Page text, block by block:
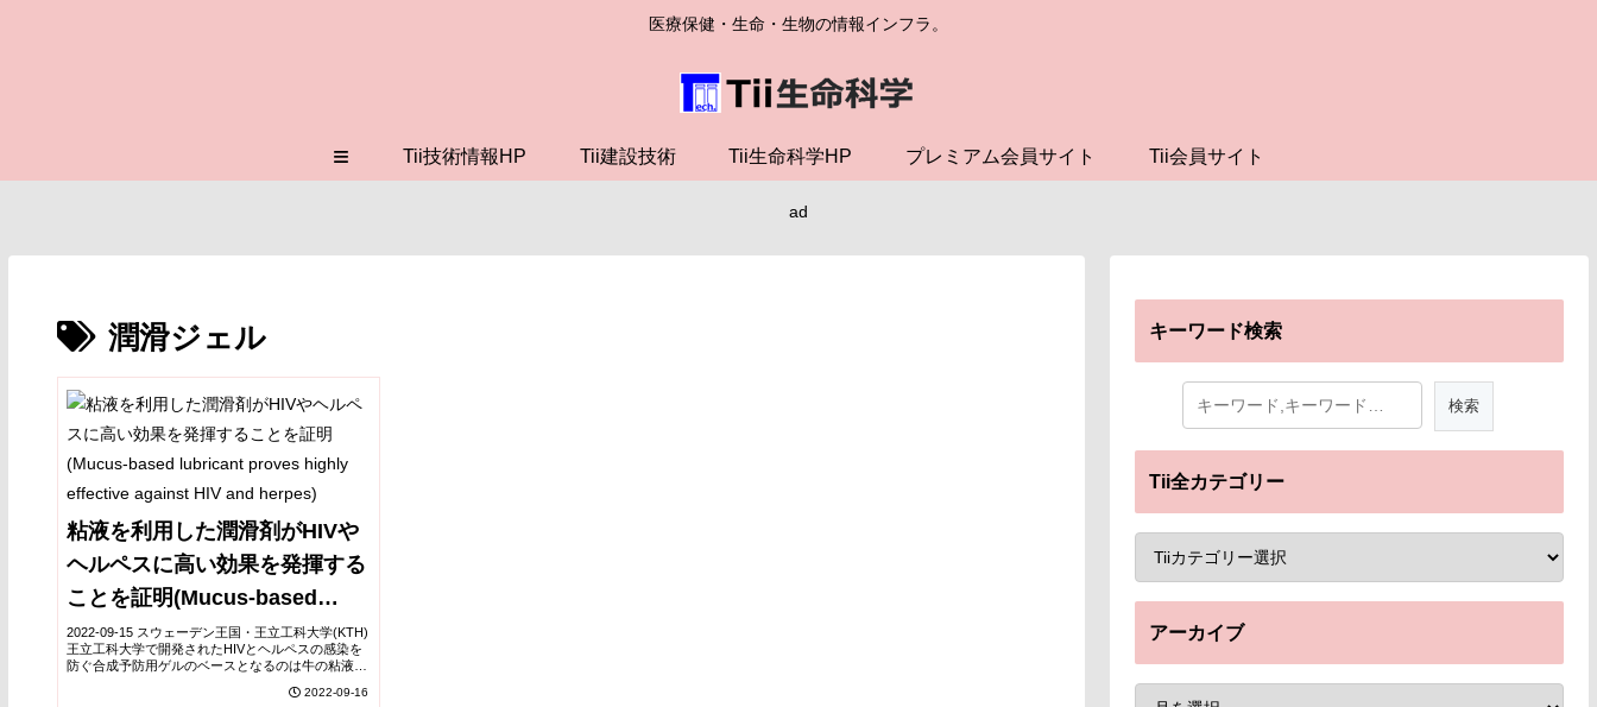
医療保健・生命・生物の情報インフラ。
≡ Tii技術情報HP Tii建設技術 Tii生命科学HP プレミアム会員サイト Tii会員サイト
ad
潤滑ジェル
粘液を利用した潤滑剤がHIVや
ヘルペスに高い効果を発揮する
ことを証明(Mucus-based
lubricant proves highly
effective against HIV and
2022-09-15 スウェーデン王国・王立工科大学(KTH)
王立工科大学で開発されたHIVとヘルペスの感染を
防ぐ合成予防用ゲルのベースとなるのは牛の粘液で
で、HIVに対しては70%、ヘルペスに...
2022-09-16
キーワード検索
Tii全カテゴリー
アーカイブ